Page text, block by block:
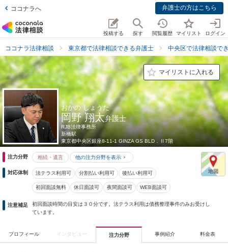
ココナラへ 弁護士の方はこちら
投稿する 探す 閲覧履歴 マイリスト ログイン
ココナラ法律相談 東京都で法律相談できる弁護士 中央区で法律相談で
マイリストに入れる
おかの しょうた
岡野 翔太弁護士
RJB法律事務所
新橋駅
東京都中央区銀座8-11-1 GINZA GS BLD．Ⅱ7階
注力分野 相続・遺言 他の注力分野を表示
対応体制 法テラス利用可 分割払い利用可 後払い利用可
初回面談無料 休日面談可 夜間面談可 WEB面談可
注意補足
初回面談時間の目安は３０分です。法テラス利用は債務整理事件のみお受けし
ています。
プロフィール インタビュー 注力分野 事例紹介 料金表